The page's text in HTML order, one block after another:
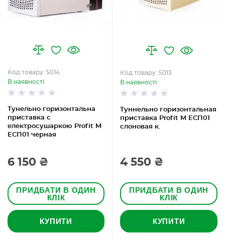
Тунельно горизонтальна
приставка с
електросушаркою Profit M
ЕСП01 черная
Код товару: 5014
В наявності
6 150 ₴
ПРИДБАТИ В ОДИН
КЛІК
КУПИТИ
Туннельно горизонтальная
приставка Profit M ЕСП01
слоновая к.
Код товару: 5013
В наявності
4 550 ₴
ПРИДБАТИ В ОДИН
КЛІК
КУПИТИ